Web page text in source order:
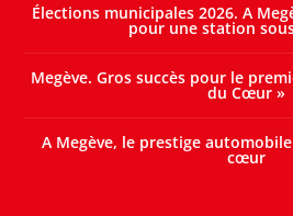
Élections municipales 2026. A
pour une station
Megève. Gros succès pour le
du Cœur »
A Megève, le prestige
cœur